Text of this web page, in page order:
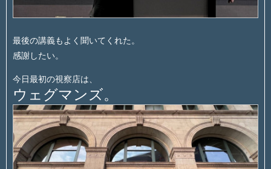
最後の講義もよく聞いてくれた。
感謝したい。
今日最初の視察店は、
ウェグマンズ。